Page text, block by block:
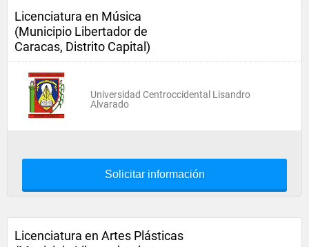
Licenciatura en Música
(Municipio Libertador de
Caracas, Distrito Capital)
Universidad Centroccidental Lisandro
Alvarado
Solicitar información
Licenciatura en Artes Plásticas